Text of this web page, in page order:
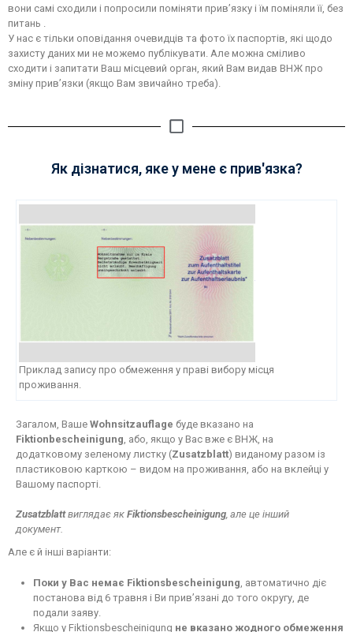
вони самі сходили і попросили поміняти прив’язку і їм поміняли її, без
питань .
У нас є тільки оповідання очевидців та фото їх паспортів, які щодо
захисту даних ми не можемо публікувати. Але можна сміливо
сходити і запитати Ваш місцевий орган, який Вам видав ВНЖ про
зміну прив’язки (якщо Вам звичайно треба).
Як дізнатися, яке у мене є прив'язка?
Приклад запису про обмеження у праві вибору місця
проживання.
Загалом, Ваше Wohnsitzauflage буде вказано на
Fiktionbescheinigung, або, якщо у Вас вже є ВНЖ, на
додатковому зеленому листку (Zusatzblatt) виданому разом із
пластиковою карткою – видом на проживання, або на вклейці у
Вашому паспорті.
Zusatzblattвиглядає як Fiktionsbescheinigung, але це інший
документ.
Але є й інші варіанти:
Поки у Вас немає Fiktionsbescheinigung, автоматично діє
постанова від 6 травня і Ви прив’язані до того округу, де
подали заяву.
Якщо у Fiktionsbescheinigung не вказано жодного обмеження